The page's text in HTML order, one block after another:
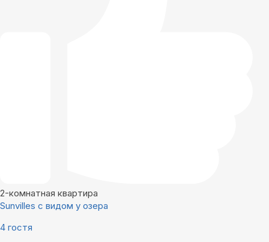
2-комнатная квартира
Sunvilles с видом у озера
4 гостя